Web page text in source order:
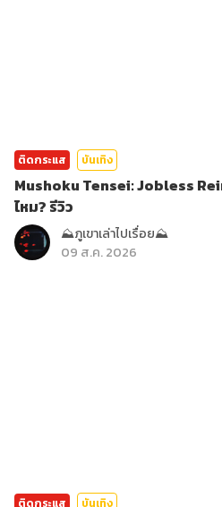
ติดกระแส บันเทิง
Mushoku Tensei: Jobless
ไหม? รีวิว
⛰️ภูเขาเล่าไปเรื่อย⛰️
09 ส.ค. 2026
ติดกระแส บันเทิง